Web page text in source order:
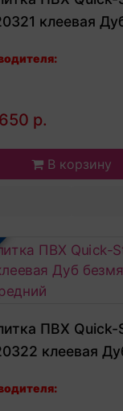
клеевая
р.
В корзину
ПВХ Quick-
клеевая